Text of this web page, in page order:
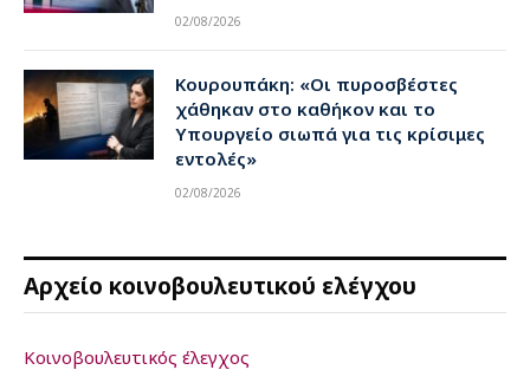
02/08/2026
Κουρουπάκη: «Οι πυροσβέστες
χάθηκαν στο καθήκον και το
Υπουργείο σιωπά για τις κρίσιμες
εντολές»
02/08/2026
Αρχείο κοινοβουλευτικού ελέγχου
Κοινοβουλευτικός έλεγχος